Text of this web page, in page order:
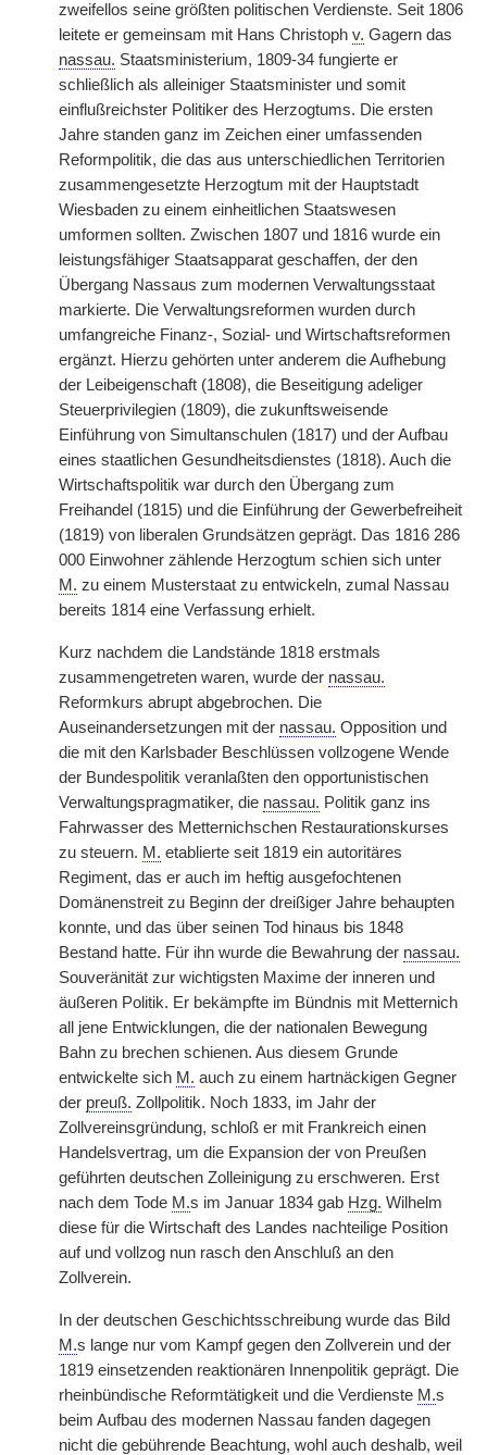
zweifellos seine größten politischen Verdienste. Seit 1806
leitete er gemeinsam mit Hans Christoph v. Gagern das
nassau. Staatsministerium, 1809-34 fungierte er
schließlich als alleiniger Staatsminister und somit
einflußreichster Politiker des Herzogtums. Die ersten
Jahre standen ganz im Zeichen einer umfassenden
Reformpolitik, die das aus unterschiedlichen Territorien
zusammengesetzte Herzogtum mit der Hauptstadt
Wiesbaden zu einem einheitlichen Staatswesen
umformen sollten. Zwischen 1807 und 1816 wurde ein
leistungsfähiger Staatsapparat geschaffen, der den
Übergang Nassaus zum modernen Verwaltungsstaat
markierte. Die Verwaltungsreformen wurden durch
umfangreiche Finanz-, Sozial- und Wirtschaftsreformen
ergänzt. Hierzu gehörten unter anderem die Aufhebung
der Leibeigenschaft (1808), die Beseitigung adeliger
Steuerprivilegien (1809), die zukunftsweisende
Einführung von Simultanschulen (1817) und der Aufbau
eines staatlichen Gesundheitsdienstes (1818). Auch die
Wirtschaftspolitik war durch den Übergang zum
Freihandel (1815) und die Einführung der Gewerbefreiheit
(1819) von liberalen Grundsätzen geprägt. Das 1816 286
000 Einwohner zählende Herzogtum schien sich unter
M. zu einem Musterstaat zu entwickeln, zumal Nassau
bereits 1814 eine Verfassung erhielt.
Kurz nachdem die Landstände 1818 erstmals
zusammengetreten waren, wurde der nassau.
Reformkurs abrupt abgebrochen. Die
Auseinandersetzungen mit der nassau. Opposition und
die mit den Karlsbader Beschlüssen vollzogene Wende
der Bundespolitik veranlaßten den opportunistischen
Verwaltungspragmatiker, die nassau. Politik ganz ins
Fahrwasser des Metternichschen Restaurationskurses
zu steuern. M. etablierte seit 1819 ein autoritäres
Regiment, das er auch im heftig ausgefochtenen
Domänenstreit zu Beginn der dreißiger Jahre behaupten
konnte, und das über seinen Tod hinaus bis 1848
Bestand hatte. Für ihn wurde die Bewahrung der nassau.
Souveränität zur wichtigsten Maxime der inneren und
äußeren Politik. Er bekämpfte im Bündnis mit Metternich
all jene Entwicklungen, die der nationalen Bewegung
Bahn zu brechen schienen. Aus diesem Grunde
entwickelte sich M. auch zu einem hartnäckigen Gegner
der preuß. Zollpolitik. Noch 1833, im Jahr der
Zollvereinsgründung, schloß er mit Frankreich einen
Handelsvertrag, um die Expansion der von Preußen
geführten deutschen Zolleinigung zu erschweren. Erst
nach dem Tode M.s im Januar 1834 gab Hzg. Wilhelm
diese für die Wirtschaft des Landes nachteilige Position
auf und vollzog nun rasch den Anschluß an den
Zollverein.
In der deutschen Geschichtsschreibung wurde das Bild
M.s lange nur vom Kampf gegen den Zollverein und der
1819 einsetzenden reaktionären Innenpolitik geprägt. Die
rheinbündische Reformtätigkeit und die Verdienste M.s
beim Aufbau des modernen Nassau fanden dagegen
nicht die gebührende Beachtung, wohl auch deshalb, weil